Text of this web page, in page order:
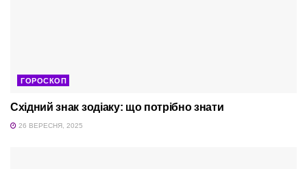
ГОРОСКОП
Східний знак зодіаку: що потрібно знати
26 ВЕРЕСНЯ, 2025